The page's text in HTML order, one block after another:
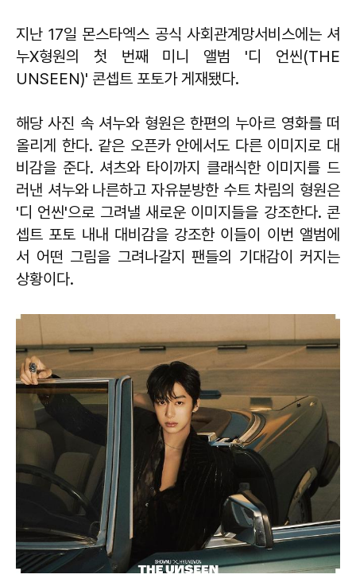
지난 17일 몬스타엑스 공식 사회관계망서비스에는 셔
누X형원의 첫 번째 미니 앨범 '디 언씬(THE
UNSEEN)' 콘셉트 포토가 게재됐다.
해당 사진 속 셔누와 형원은 한편의 누아르 영화를 떠
올리게 한다. 같은 오픈카 안에서도 다른 이미지로 대
비감을 준다. 셔츠와 타이까지 클래식한 이미지를 드
러낸 셔누와 나른하고 자유분방한 수트 차림의 형원은
'디 언씬'으로 그려낼 새로운 이미지들을 강조한다. 콘
셉트 포토 내내 대비감을 강조한 이들이 이번 앨범에
서 어떤 그림을 그려나갈지 팬들의 기대감이 커지는
상황이다.